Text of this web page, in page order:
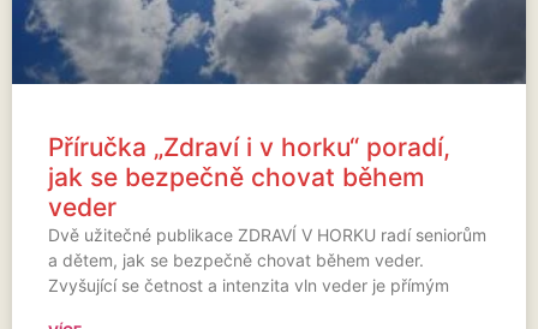
Příručka „Zdraví i v horku“ poradí,
jak se bezpečně chovat během
veder
Dvě užitečné publikace ZDRAVÍ V HORKU radí seniorům
a dětem, jak se bezpečně chovat během veder.
Zvyšující se četnost a intenzita vln veder je přímým